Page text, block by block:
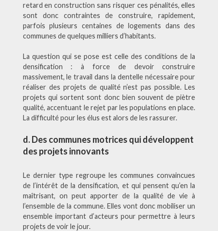
retard en construction sans risquer ces pénalités, elles
sont donc contraintes de construire, rapidement,
parfois plusieurs centaines de logements dans des
communes de quelques milliers d’habitants.
La question qui se pose est celle des conditions de la
densification : à force de devoir construire
massivement, le travail dans la dentelle nécessaire pour
réaliser des projets de qualité n’est pas possible. Les
projets qui sortent sont donc bien souvent de piètre
qualité, accentuant le rejet par les populations en place.
La difficulté pour les élus est alors de les rassurer.
d. Des communes motrices qui développent
des projets innovants
Le dernier type regroupe les communes convaincues
de l’intérêt de la densification, et qui pensent qu’en la
maîtrisant, on peut apporter de la qualité de vie à
l’ensemble de la commune. Elles vont donc mobiliser un
ensemble important d’acteurs pour permettre à leurs
projets de voir le jour.